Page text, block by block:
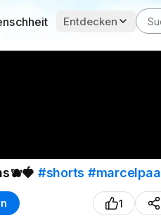
Entdecken
#shorts #marcelpaa
1